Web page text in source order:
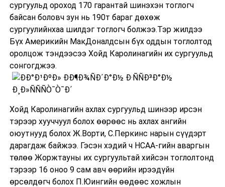
сургуульд ороход 170 гарантай шинэхэн тоглогч
байсан боловч зун нь 190т бараг дөхөж
сургуулийнхаа шилдэг тоглогч болжээ.Тэр жилдээ
Бүх Америкийн МакДоналдсын бүх оддын тоглолтод
оролцож тэндээсээ Хойд Каролинагийн их сургуульд
сонгогджээ.
Хойд Каролинагийн ахлах сургуульд шинээр ирсэн
тэрээр хууччуул болох өөрөөс нь ахлах ангийн
оюутнууд болох Ж.Ворти, С.Перкинс нарын сүүдэрт
дарагдаж байжээ. Гэсэн хэдий ч НСАА-гийн аваргын
төлөө Жоржтауны их сургуультай хийсэн тоглолтонд
тэрээр 16 оноо 9 сам авч өөрийн ирээдүйн
өрсөлдөгч болох П.Юингийн өөдөөс хожлын